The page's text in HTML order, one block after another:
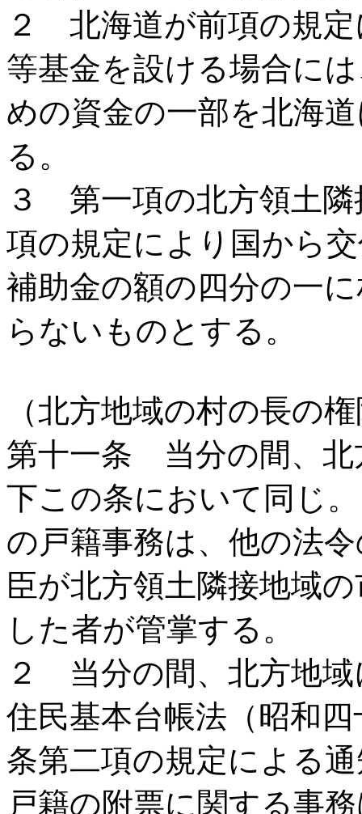
２ 北海道が前項の規定
等基金を設ける場合に
めの資金の一部を北海
る。
３ 第一項の北方領土隣
項の規定により国から
補助金の額の四分の一
らないものとする。
（北方地域の村の長の
第十一条 当分の間、北
下この条において同じ
の戸籍事務は、他の法
臣が北方領土隣接地域
した者が管掌する。
２ 当分の間、北方地
住民基本台帳法（昭和
条第二項の規定による
戸籍の附票に関する事